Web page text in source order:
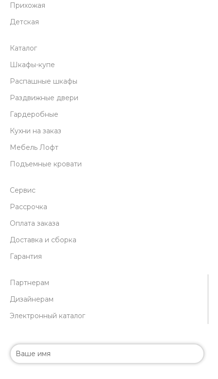
Прихожая
Детская
Каталог
Шкафы-купе
Распашные шкафы
Раздвижные двери
Гардеробные
Кухни на заказ
Мебель Лофт
Подъемные кровати
Сервис
Рассрочка
Оплата заказа
Доставка и сборка
Гарантия
Партнерам
Дизайнерам
Электронный каталог